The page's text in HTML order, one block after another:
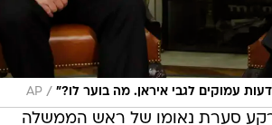
דעות עמוקים לגבי איראן. מה בוער לו?" /
AP
רקע סערת נאומו של ראש הממשלה